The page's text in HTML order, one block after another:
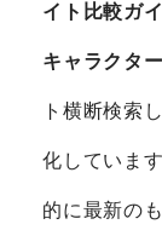
イト比較ガ
キャラクタ
ト横断検索
化していま
的に最新の